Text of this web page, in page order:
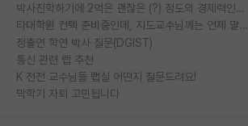
박사진학하기에 2억은 괜찮은 (?) 정도의 경제력인가요
타대학원 컨텍 준비중인데, 지도교수님께는 언제 말씀드려야 할까요?
정출연 학연 박사 질문(DGIST)
통신 관련 랩 추천
K 전전 교수님들 랩실 어떤지 질문드려요!
막학기 자퇴 고민됩니다